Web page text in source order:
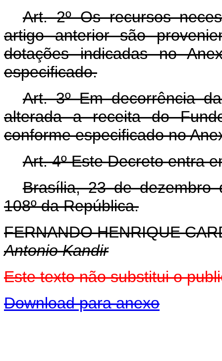
Art. 2º Os recursos
artigo anterior são
dotações indicadas no
especificado.
Art. 3º Em decorrência
alterada a receita do
conforme especificado no
Art. 4º Este Decreto entra
Brasília, 23 de dezembro
108º da República.
FERNANDO HENRIQUE
Antonio Kandir
Este texto não substitui o
Download para anexo